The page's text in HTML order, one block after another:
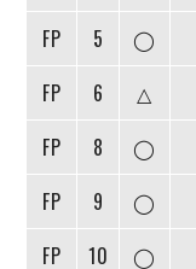
個人ランキング｜
メットライフ
大会概要
アリーナ情報
ヴォスクオー
リガーレヴィ
Y．S．C．C．
ヴィンセドール
アグレミーナ浜
リーグ統計デー
記念ゴール
担当審判員
選手の通算記
DIVISION 02
FP
5 ◯
FP
6 △
FP
8 ◯
FP
9 ◯
FP
10 ◯